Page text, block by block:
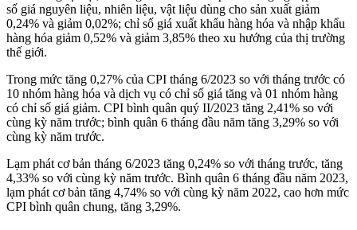
số giá nguyên liệu, nhiên liệu, vật liệu dùng cho sản xuất giảm
0,24% và giảm 0,02%; chỉ số giá xuất khẩu hàng hóa và nhập khẩu
hàng hóa giảm 0,52% và giảm 3,85% theo xu hướng của thị trường
thế giới.
Trong mức tăng 0,27% của CPI tháng 6/2023 so với tháng trước có
10 nhóm hàng hóa và dịch vụ có chỉ số giá tăng và 01 nhóm hàng
có chỉ số giá giảm. CPI bình quân quý II/2023 tăng 2,41% so với
cùng kỳ năm trước; bình quân 6 tháng đầu năm tăng 3,29% so với
cùng kỳ năm trước.
Lạm phát cơ bản tháng 6/2023 tăng 0,24% so với tháng trước, tăng
4,33% so với cùng kỳ năm trước. Bình quân 6 tháng đầu năm 2023,
lạm phát cơ bản tăng 4,74% so với cùng kỳ năm 2022, cao hơn mức
CPI bình quân chung, tăng 3,29%.